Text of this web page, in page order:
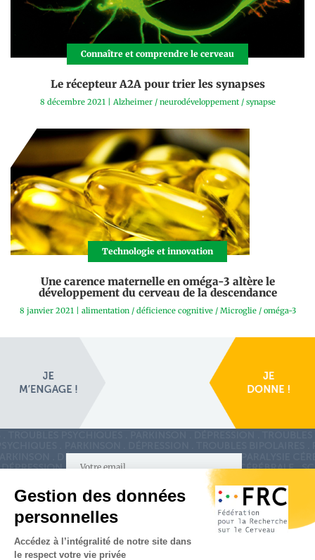
Connaître et comprendre le cerveau
Le récepteur A2A pour trier les synapses
8 décembre 2021| Alzheimer/ neurodéveloppement/ synapse
Technologie et innovation
Une carence maternelle en oméga-3 altère le
développement du cerveau de la descendance
8 janvier 2021| alimentation/ déficience cognitive/ Microglie/ oméga-3
S'inscrire à la newsletter
les réseaux sociaux